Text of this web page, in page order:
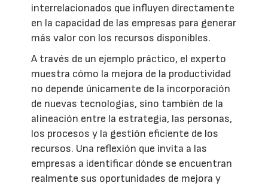
interrelacionados que influyen directamente
en la capacidad de las empresas para generar
más valor con los recursos disponibles.
A través de un ejemplo práctico, el experto
muestra cómo la mejora de la productividad
no depende únicamente de la incorporación
de nuevas tecnologías, sino también de la
alineación entre la estrategia, las personas,
los procesos y la gestión eficiente de los
recursos. Una reflexión que invita a las
empresas a identificar dónde se encuentran
realmente sus oportunidades de mejora y